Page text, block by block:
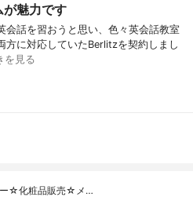
が魅力です
会話を習おうと思い、色々英会話教室
方に対応していたBerlitzを契約しまし
を見る
ー☆化粧品販売☆メ…